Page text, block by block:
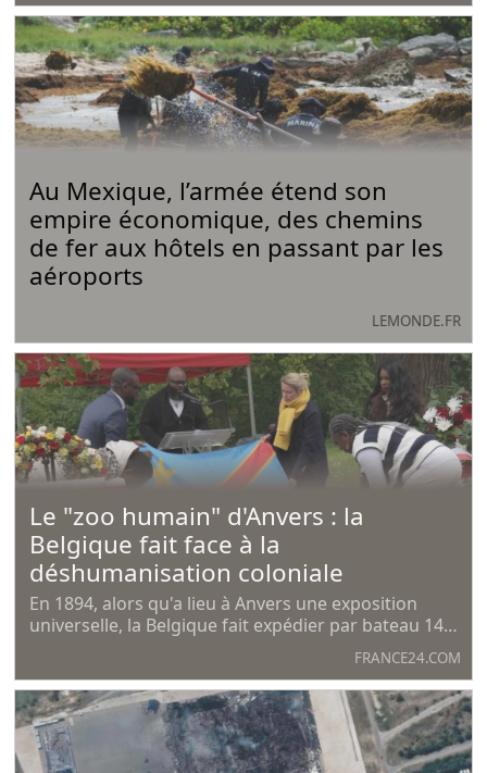
Au Mexique, l’armée étend son
empire économique, des chemins
de fer aux hôtels en passant par les
aéroports
LEMONDE.FR
Le "zoo humain" d'Anvers : la
Belgique fait face à la
déshumanisation coloniale
En 1894, alors qu'a lieu à Anvers une exposition
universelle, la Belgique fait expédier par bateau 144
Congolais pour les exhiber dans le pavillon Congo
en plein cœur de la ville. Dans ce "zoo humain", sept
Congolais finissent par décéder de
FRANCE24.COM